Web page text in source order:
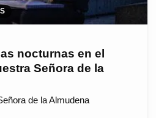
nocturnas en el
Señora de la
de la Almudena